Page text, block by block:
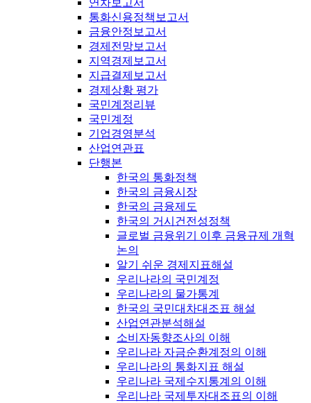
연차보고서
통화신용정책보고서
금융안정보고서
경제전망보고서
지역경제보고서
지급결제보고서
경제상황 평가
국민계정리뷰
국민계정
기업경영분석
산업연관표
단행본
한국의 통화정책
한국의 금융시장
한국의 금융제도
한국의 거시건전성정책
글로벌 금융위기 이후 금융규제 개혁
논의
알기 쉬운 경제지표해설
우리나라의 국민계정
우리나라의 물가통계
한국의 국민대차대조표 해설
산업연관분석해설
소비자동향조사의 이해
우리나라 자금순환계정의 이해
우리나라의 통화지표 해설
우리나라 국제수지통계의 이해
우리나라 국제투자대조표의 이해